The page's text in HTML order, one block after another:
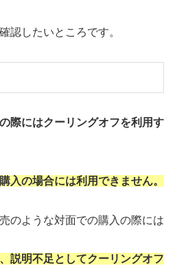
認したいところです。
際にはクーリングオフを利用す
入の場合には利用できません。
のような対面での購入の際には
説明不足としてクーリングオフ